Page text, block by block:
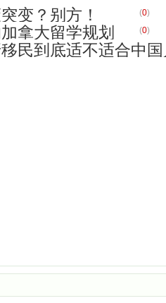
变？别方！ (0)
拿大留学规划 (0)
民到底适不适合中